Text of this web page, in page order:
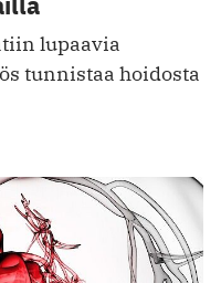
lupaavia
tunnistaa hoidosta